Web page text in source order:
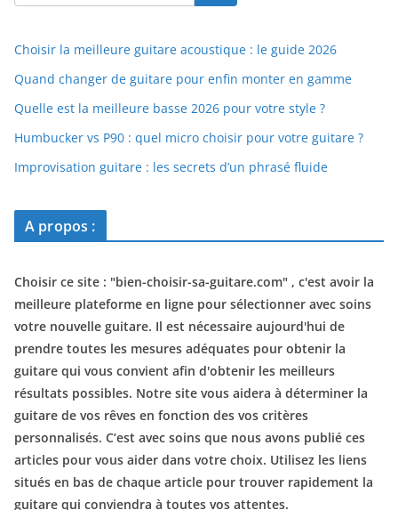
Choisir la meilleure guitare acoustique : le guide 2026
Quand changer de guitare pour enfin monter en gamme
Quelle est la meilleure basse 2026 pour votre style ?
Humbucker vs P90 : quel micro choisir pour votre guitare ?
Improvisation guitare : les secrets d’un phrasé fluide
A propos :
Choisir ce site : "bien-choisir-sa-guitare.com" , c'est avoir la
meilleure plateforme en ligne pour sélectionner avec soins
votre nouvelle guitare. Il est nécessaire aujourd'hui de
prendre toutes les mesures adéquates pour obtenir la
guitare qui vous convient afin d'obtenir les meilleurs
résultats possibles. Notre site vous aidera à déterminer la
guitare de vos rêves en fonction des vos critères
personnalisés. C’est avec soins que nous avons publié ces
articles pour vous aider dans votre choix. Utilisez les liens
situés en bas de chaque article pour trouver rapidement la
guitare qui conviendra à toutes vos attentes.